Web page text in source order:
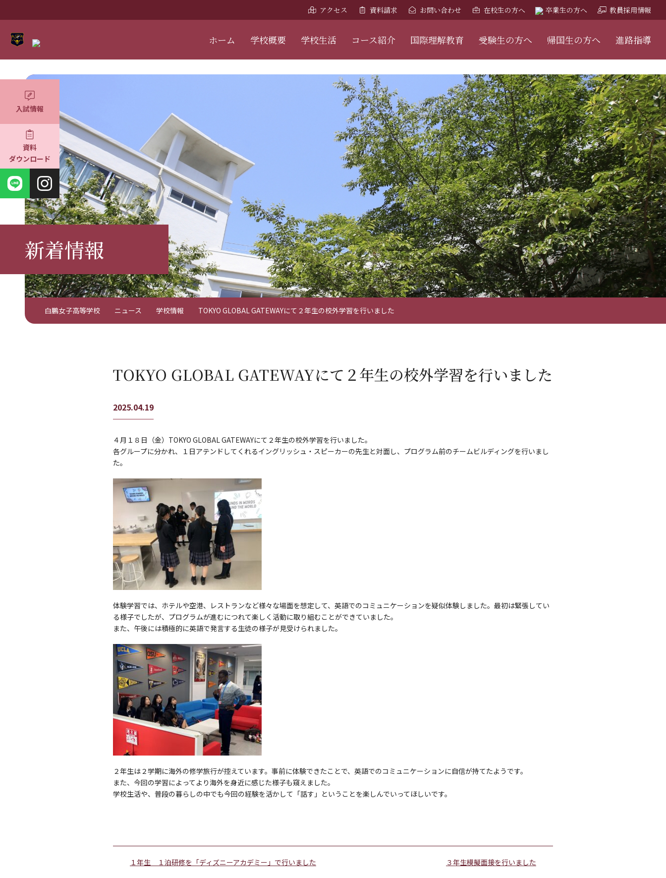
入試情報
資料
ダウンロード
アクセス 資料請求 お問い合わせ 在校生の方へ 卒業生の方へ 教員採用情報
ホーム 学校概要 学校生活 コース紹介 国際理解教育 受験生の方へ 帰国生の方へ 進路指導
新着情報
白鵬女子高等学校 ニュース 学校情報 TOKYO GLOBAL GATEWAYにて２年生の校外学習を行いました
TOKYO GLOBAL GATEWAYにて２年生の校外学習を行いました
2025.04.19
４月１８日（金）TOKYO GLOBAL GATEWAYにて２年生の校外学習を行いました。
各グループに分かれ、１日アテンドしてくれるイングリッシュ・スピーカーの先生と対面し、プログラム前のチームビルディングを行いまし
た。
体験学習では、ホテルや空港、レストランなど様々な場面を想定して、英語でのコミュニケーションを疑似体験しました。最初は緊張してい
る様子でしたが、プログラムが進むにつれて楽しく活動に取り組むことができていました。
また、午後には積極的に英語で発言する生徒の様子が見受けられました。
２年生は２学期に海外の修学旅行が控えています。事前に体験できたことで、英語でのコミュニケーションに自信が持てたようです。
また、今回の学習によってより海外を身近に感じた様子も窺えました。
学校生活や、普段の暮らしの中でも今回の経験を活かして「話す」ということを楽しんでいってほしいです。
１年生 １泊研修を「ディズニーアカデミー」で行いました ３年生模擬面接を行いました